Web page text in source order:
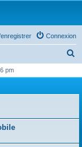
Connexion
h
pm